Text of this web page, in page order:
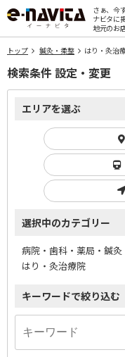
さぁ、今
ナビタに
地元のお
トップ 鍼灸・柔整 はり・灸治
検索条件 設定・変更
エリアを選ぶ
選択中のカテゴリー
病院・歯科・薬局・鍼
はり・灸治療院
キーワードで絞り込む